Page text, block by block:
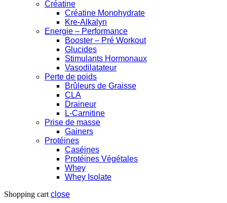
Créatine
Créatine Monohydrate
Kre-Alkalyn
Energie – Performance
Booster – Pré Workout
Glucides
Stimulants Hormonaux
Vasodilatateur
Perte de poids
Brûleurs de Graisse
CLA
Draineur
L-Carnitine
Prise de masse
Gainers
Protéines
Caséines
Protéines Végétales
Whey
Whey Isolate
Shopping cart close